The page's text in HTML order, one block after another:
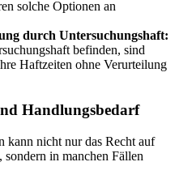
solche Optionen an
durch Untersuchungshaft:
befinden, sind
Haftzeiten ohne Verurteilung
Handlungsbedarf
kann nicht nur das Recht auf
in manchen Fällen